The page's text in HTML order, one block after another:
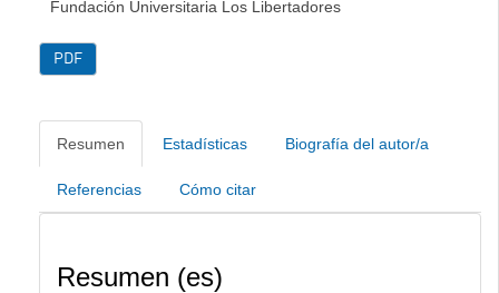
Fundación Universitaria Los Libertadores
PDF
Resumen Estadísticas Biografía del autor/a
Referencias Cómo citar
Resumen (es)